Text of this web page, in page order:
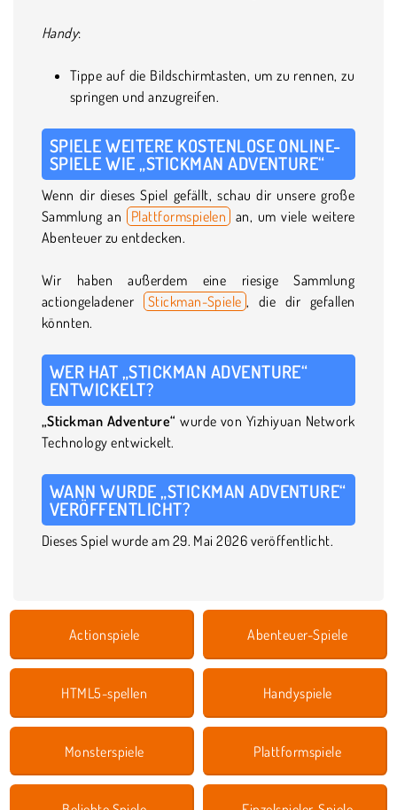
Handy:
Tippe auf die Bildschirmtasten, um zu rennen, zu
springen und anzugreifen.
SPIELE WEITERE KOSTENLOSE ONLINE-
SPIELE WIE „STICKMAN ADVENTURE“
Wenn dir dieses Spiel gefällt, schau dir unsere große
Sammlung an
Plattformspielen an, um viele weitere
Abenteuer zu entdecken.
Wir haben außerdem eine riesige Sammlung
actiongeladener
Stickman-Spiele , die dir gefallen
könnten.
WER HAT „STICKMAN ADVENTURE“
ENTWICKELT?
„Stickman Adventure“ wurde von Yizhiyuan Network
Technology entwickelt.
WANN WURDE „STICKMAN ADVENTURE“
VERÖFFENTLICHT?
Dieses Spiel wurde am 29. Mai 2026 veröffentlicht.
Actionspiele Abenteuer-Spiele
HTML5-spellen Handyspiele
Monsterspiele Plattformspiele